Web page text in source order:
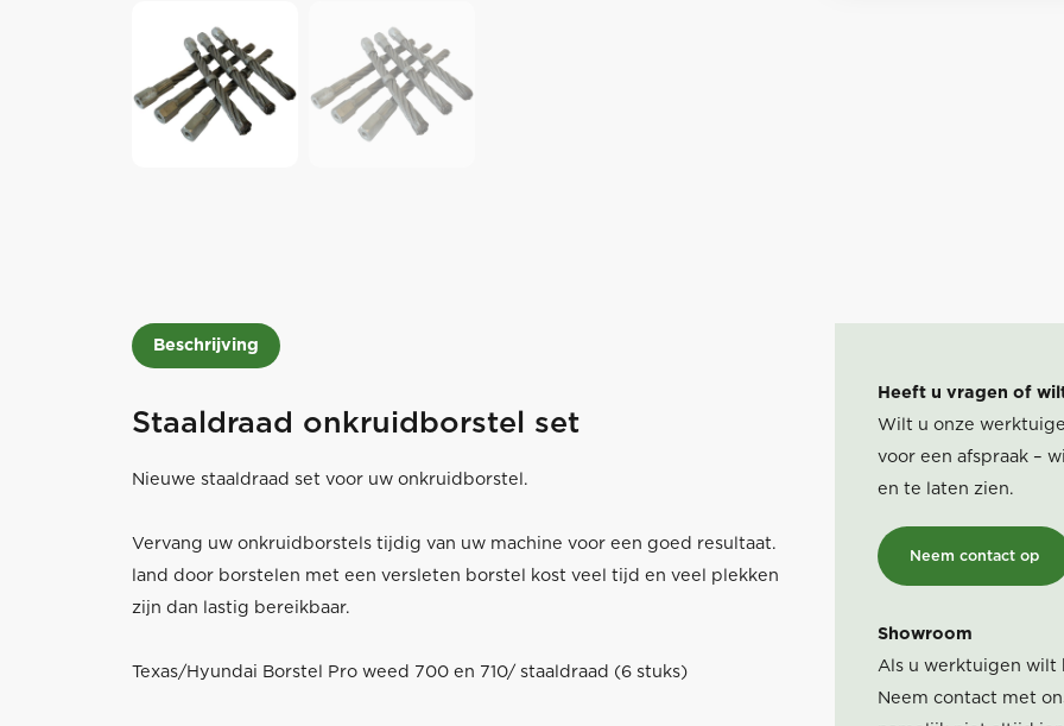
Beschrijving
Staaldraad onkruidborstel set
Nieuwe staaldraad set voor uw onkruidborstel.
Vervang uw onkruidborstels tijdig van uw machine voor een goed resultaat.
land door borstelen met een versleten borstel kost veel tijd en veel plekken
zijn dan lastig bereikbaar.
Texas/Hyundai Borstel Pro weed 700 en 710/ staaldraad (6 stuks)
Heeft u vragen of
Wilt u onze
voor een afspraak –
en te laten zien.
Neem contact op
Showroom
Als u werktuigen wilt
Neem contact met